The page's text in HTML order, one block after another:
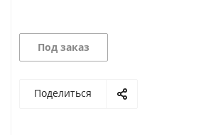
Под заказ
Поделиться